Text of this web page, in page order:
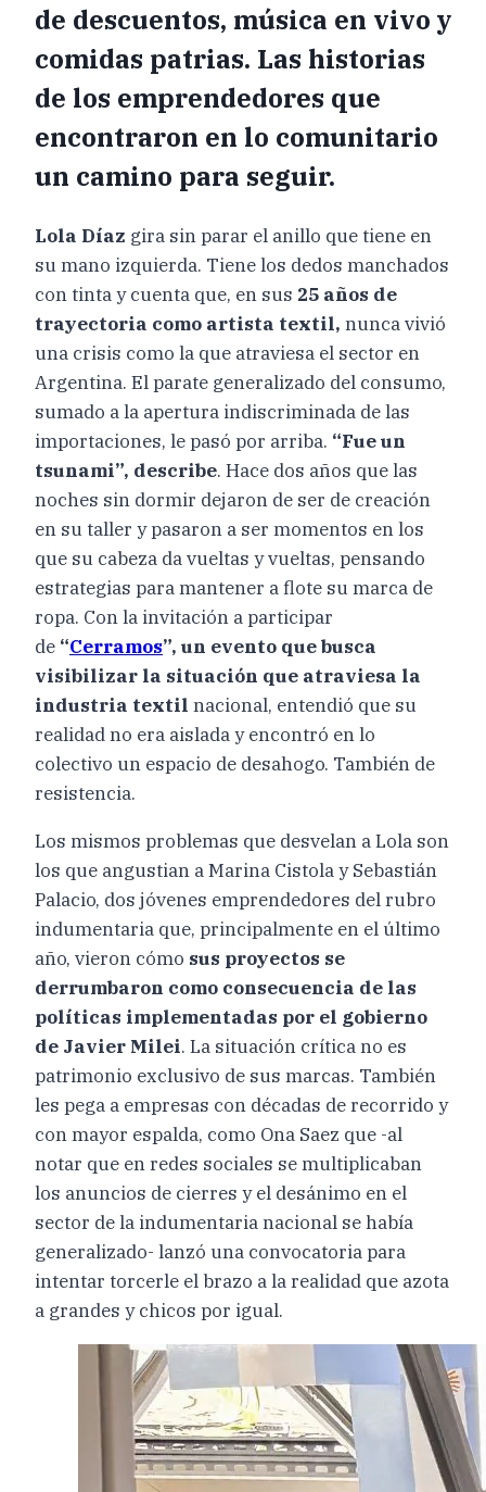
de descuentos, música en vivo y
comidas patrias. Las historias
de los emprendedores que
encontraron en lo comunitario
un camino para seguir.
Lola Díaz gira sin parar el anillo que tiene en
su mano izquierda. Tiene los dedos manchados
con tinta y cuenta que, en sus 25 años de
trayectoria como artista textil, nunca vivió
una crisis como la que atraviesa el sector en
Argentina. El parate generalizado del consumo,
sumado a la apertura indiscriminada de las
importaciones, le pasó por arriba. “Fue un
tsunami”, describe. Hace dos años que las
noches sin dormir dejaron de ser de creación
en su taller y pasaron a ser momentos en los
que su cabeza da vueltas y vueltas, pensando
estrategias para mantener a flote su marca de
ropa. Con la invitación a participar
de “Cerramos”, un evento que busca
visibilizar la situación que atraviesa la
industria textil nacional, entendió que su
realidad no era aislada y encontró en lo
colectivo un espacio de desahogo. También de
resistencia.
Los mismos problemas que desvelan a Lola son
los que angustian a Marina Cistola y Sebastián
Palacio, dos jóvenes emprendedores del rubro
indumentaria que, principalmente en el último
año, vieron cómo sus proyectos se
derrumbaron como consecuencia de las
políticas implementadas por el gobierno
de Javier Milei. La situación crítica no es
patrimonio exclusivo de sus marcas. También
les pega a empresas con décadas de recorrido y
con mayor espalda, como Ona Saez que -al
notar que en redes sociales se multiplicaban
los anuncios de cierres y el desánimo en el
sector de la indumentaria nacional se había
generalizado- lanzó una convocatoria para
intentar torcerle el brazo a la realidad que azota
a grandes y chicos por igual.